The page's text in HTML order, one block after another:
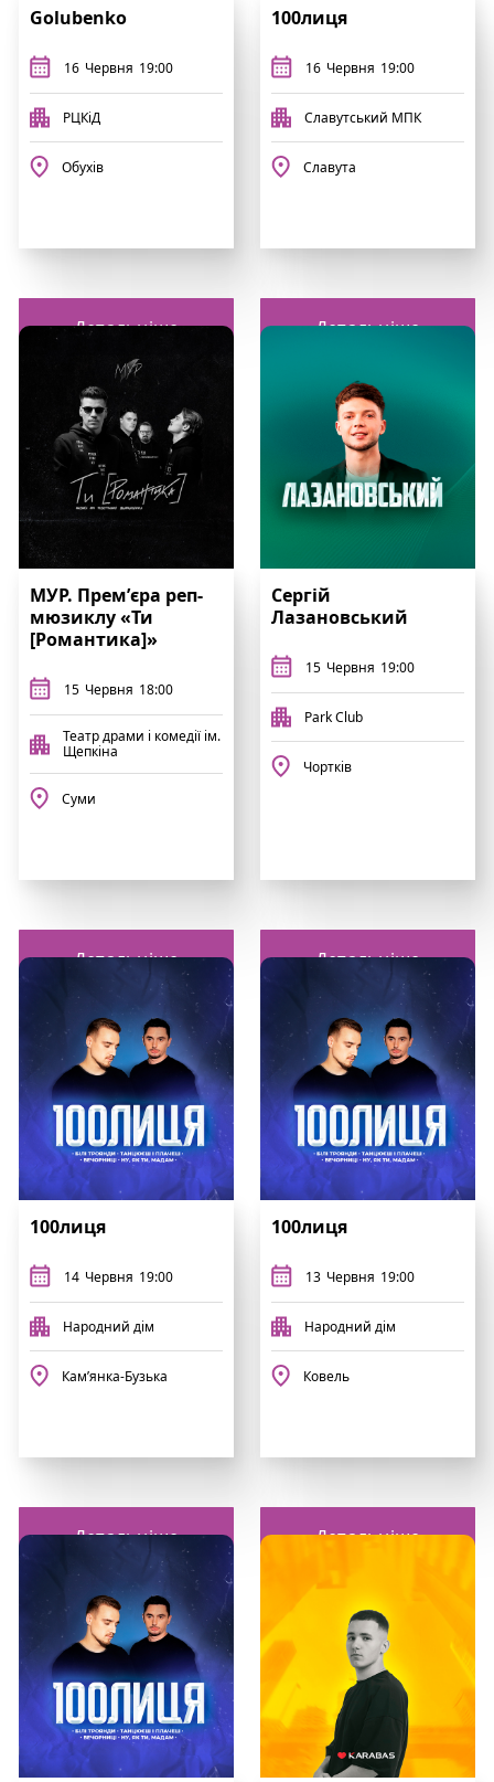
Golubenko
16 Червня 19:00
РЦКіД
Обухів
Детальніше
100лиця
16 Червня 19:00
Славутський МПК
Славута
Детальніше
МУР. Премʼєра реп-
мюзиклу «Ти
[Романтика]»
15 Червня 18:00
Театр драми і комедії ім.
Щепкіна
Суми
Детальніше
Сергій
Лазановський
15 Червня 19:00
Park Club
Чортків
Детальніше
100лиця
14 Червня 19:00
Народний дім
Камʼянка-Бузька
Детальніше
100лиця
13 Червня 19:00
Народний дім
Ковель
Детальніше